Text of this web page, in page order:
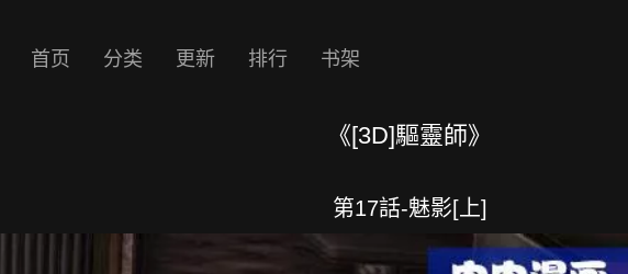
首页 分类 更新 排行 书架
《[3D]驅靈師》
第17話-魅影[上]